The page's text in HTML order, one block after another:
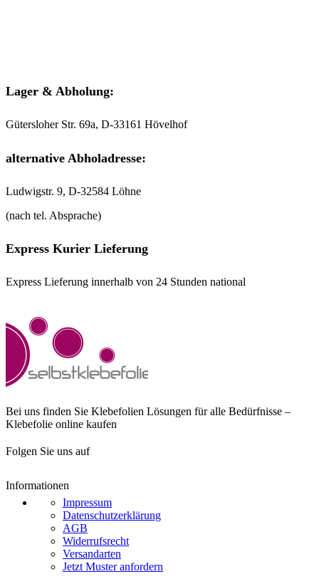
Lager & Abholung:
Gütersloher Str. 69a, D-33161 Hövelhof
alternative Abholadresse:
Ludwigstr. 9, D-32584 Löhne
(nach tel. Absprache)
Express Kurier Lieferung
Express Lieferung innerhalb von 24 Stunden national
Bei uns finden Sie Klebefolien Lösungen für alle Bedürfnisse –
Klebefolie online kaufen
Folgen Sie uns auf
Informationen
Impressum
Datenschutzerklärung
AGB
Widerrufsrecht
Versandarten
Jetzt Muster anfordern